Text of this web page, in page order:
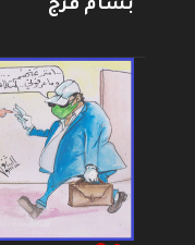
بسام فرج